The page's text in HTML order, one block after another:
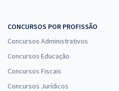
CONCURSOS POR PROFISSÃO
Concursos Administrativos
Concursos Educação
Concursos Fiscais
Concursos Jurídicos